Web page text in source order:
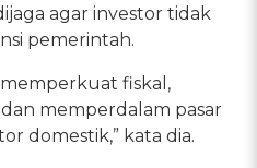
agar investor tidak
pemerintah.
fiskal,
memperdalam pasar
domestik,” kata dia.